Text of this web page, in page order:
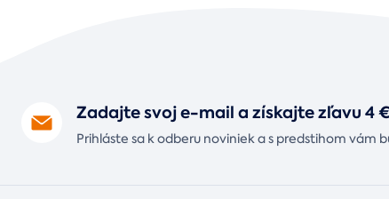
Zadajte svoj e-mail a získajte zľavu 4 €
Prihláste sa k odberu noviniek a s predstihom